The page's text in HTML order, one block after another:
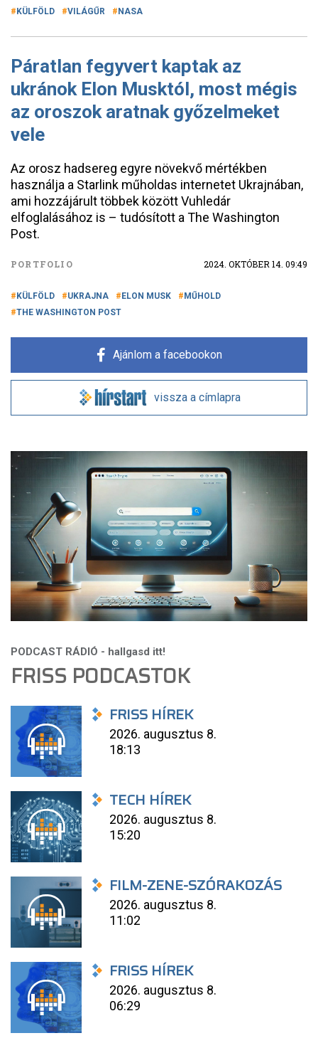
KÜLFÖLD VILÁGŰR NASA
Páratlan fegyvert kaptak az
ukránok Elon Musktól, most mégis
az oroszok aratnak győzelmeket
vele
Az orosz hadsereg egyre növekvő mértékben
használja a Starlink műholdas internetet Ukrajnában,
ami hozzájárult többek között Vuhledár
elfoglalásához is – tudósított a The Washington
Post.
PORTFOLIO 2024. OKTÓBER 14. 09:49
KÜLFÖLD UKRAJNA ELON MUSK
MŰHOLD
THE WASHINGTON POST
Ajánlom a facebookon
vissza a címlapra
FRISS PODCASTOK
FRISS HÍREK
2026. augusztus 8.
18:13
TECH HÍREK
2026. augusztus 8.
15:20
FILM-ZENE-SZÓRAKOZÁS
2026. augusztus 8.
11:02
FRISS HÍREK
2026. augusztus 8.
06:29